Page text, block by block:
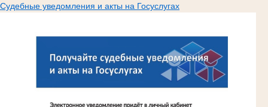
Судебные уведомления и акты на Госуслугах